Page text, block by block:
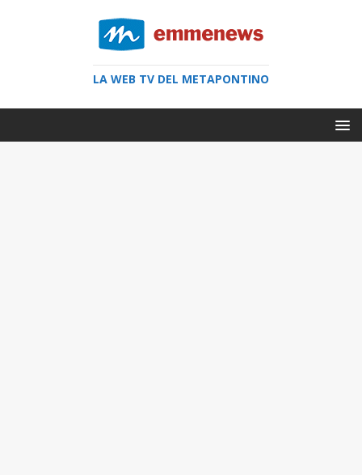
LA WEB TV DEL METAPONTINO